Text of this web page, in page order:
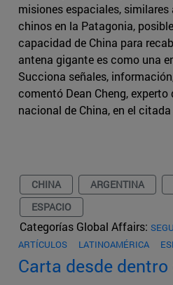
misiones espaciales,
chinos en la Patagonia,
capacidad de China para
antena gigante es como una
Succiona señales,
comentó Dean Cheng,
nacional de China, en el
CHINA ARGENTINA
ESPACIO
Categorías Global Affairs:
ARTÍCULOS
LATINOAMÉRICA
Carta desde